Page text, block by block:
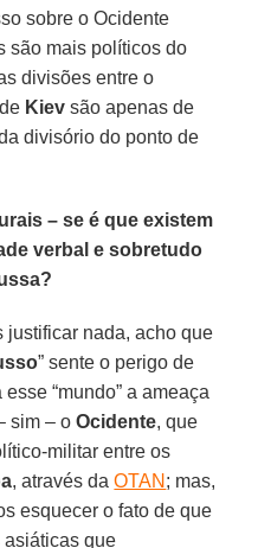
sobre o Ocidente
são mais políticos do
divisões entre o
Kiev são apenas de
divisório do ponto de
– se é que existem
verbal e sobretudo
justificar nada, acho que
” sente o perigo de
“mundo” a ameaça
sim – oOcidente, que
militar entre os
, através daOTAN ; mas,
esquecer o fato de que
asiáticas que